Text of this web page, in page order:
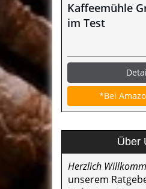
Kaffeemühle
im Test
*Bei
Über
Herzlich
unserem